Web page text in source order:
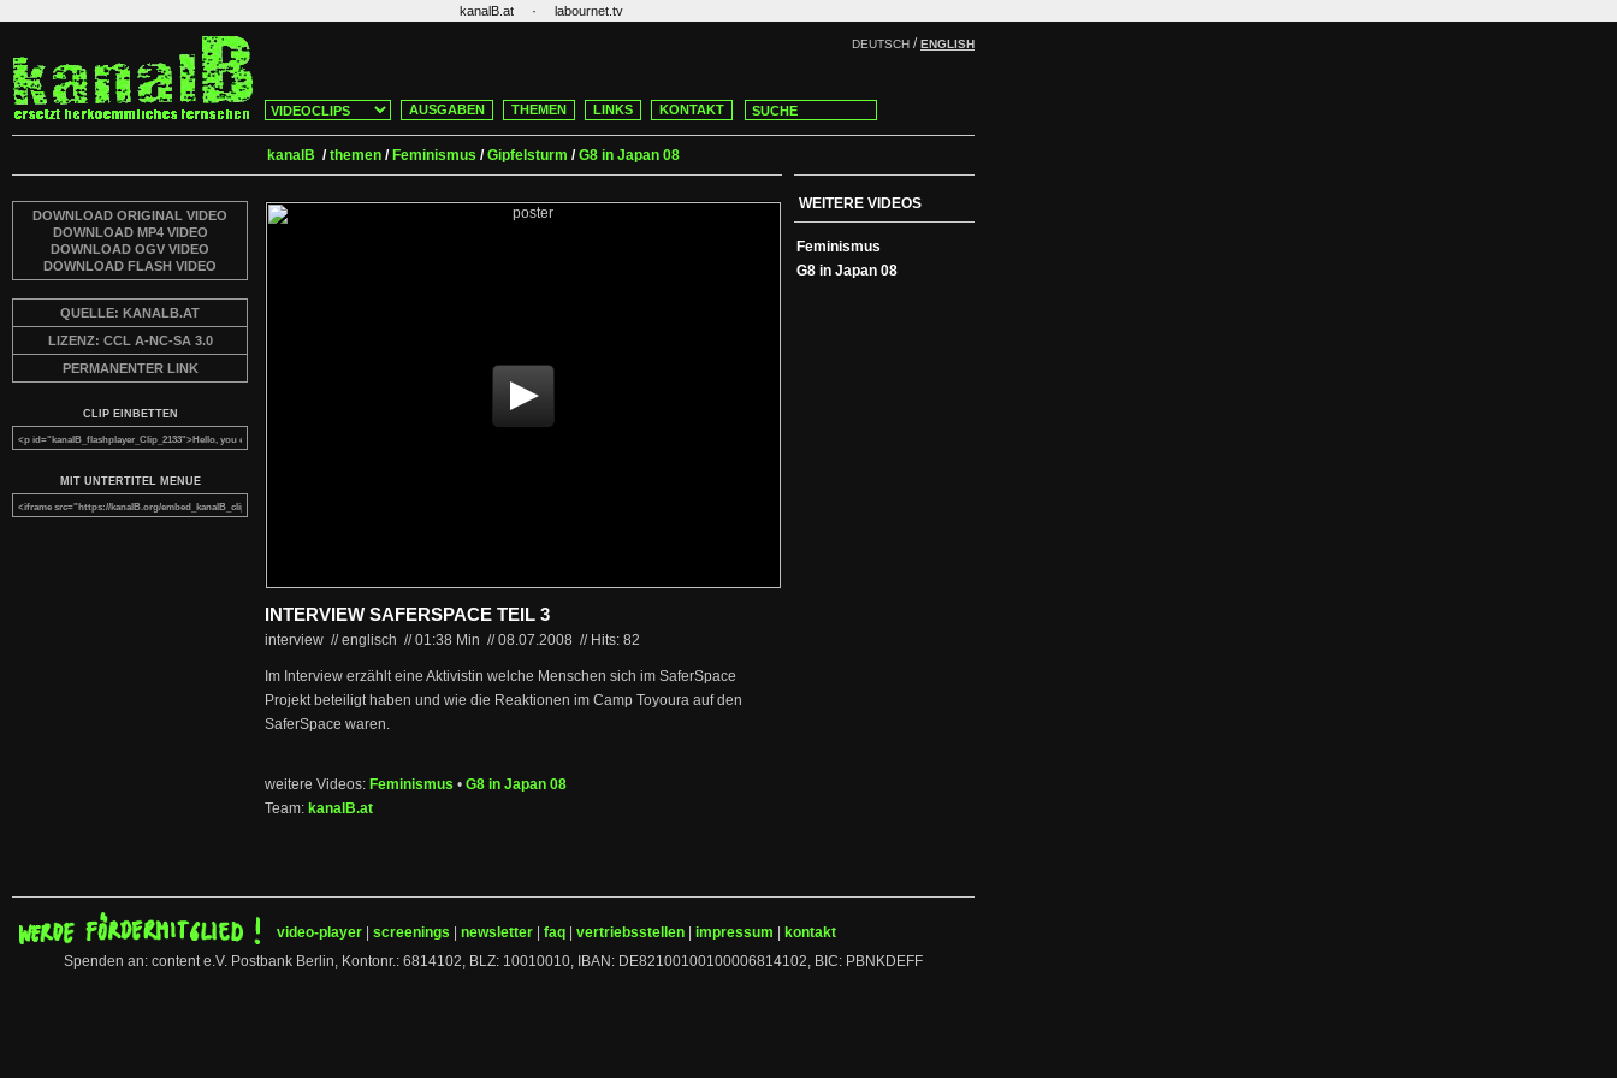
kanalB.at · labournet.tv
DEUTSCH /ENGLISH
AUSGABEN THEMEN LINKS KONTAKT
kanalB /themen / Feminismus /Gipfelsturm /G8 in Japan 08
DOWNLOAD ORIGINAL VIDEO
DOWNLOAD MP4 VIDEO
DOWNLOAD OGV VIDEO
DOWNLOAD FLASH VIDEO
QUELLE: KANALB.AT
LIZENZ: CCL A-NC-SA 3.0
PERMANENTER LINK
CLIP EINBETTEN
MIT UNTERTITEL MENUE
INTERVIEW SAFERSPACE TEIL 3
interview // englisch //01:38 Min //08.07.2008 // Hits: 82
Im Interview erzählt eine Aktivistin welche Menschen sich im SaferSpace
Projekt beteiligt haben und wie die Reaktionen im Camp Toyoura auf den
SaferSpace waren.
weitere Videos: Feminismus • G8 in Japan 08
Team: kanalB.at
WEITERE VIDEOS
Feminismus
G8 in Japan 08
video-player screenings newsletter faq vertriebsstellen impressum
kontakt
Spenden an: content e.V. Postbank Berlin, Kontonr.: 6814102, BLZ: 10010010, IBAN: DE82100100100006814102, BIC: PBNKDEFF